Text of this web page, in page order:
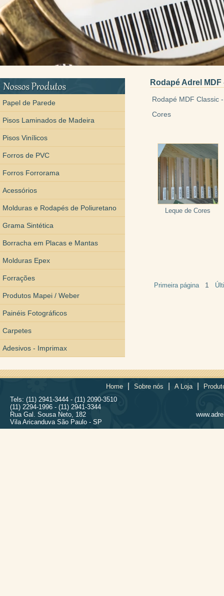
Papel de Parede
Pisos Laminados de Madeira
Pisos Vinílicos
Forros de PVC
Forros Forrorama
Acessórios
Molduras e Rodapés de Poliuretano
Grama Sintética
Borracha em Placas e Mantas
Molduras Epex
Forrações
Produtos Mapei / Weber
Painéis Fotográficos
Carpetes
Adesivos - Imprimax
Rodapé Adrel MDF
Rodapé MDF Classic
Cores
Leque de Cores
Primeira página 1
Home Sobre nós A Loja
Tels: (11) 2941-3444 - (11) 2090-3510
(11) 2294-1996 - (11) 2941-3344
Rua Gal. Sousa Neto, 182
Vila Aricanduva São Paulo - SP